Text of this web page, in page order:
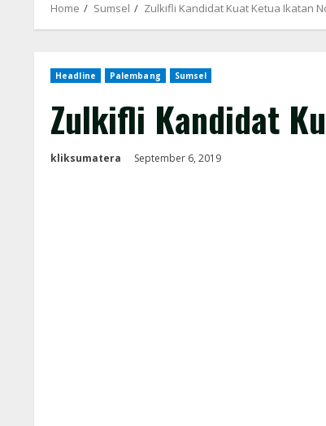
Home Sumsel Zulkifli Kandidat Kuat Ketua Ikatan
Headline Palembang Sumsel
Zulkifli Kandidat
kliksumatera September 6, 2019